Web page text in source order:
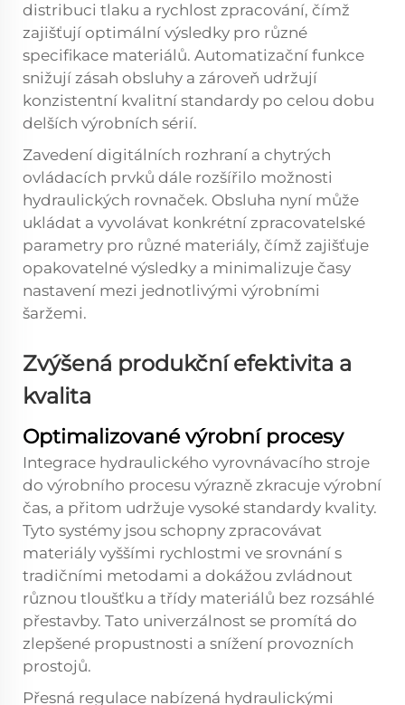
distribuci tlaku a rychlost zpracování, čímž
zajišťují optimální výsledky pro různé
specifikace materiálů. Automatizační funkce
snižují zásah obsluhy a zároveň udržují
konzistentní kvalitní standardy po celou dobu
delších výrobních sérií.
Zavedení digitálních rozhraní a chytrých
ovládacích prvků dále rozšířilo možnosti
hydraulických rovnaček. Obsluha nyní může
ukládat a vyvolávat konkrétní zpracovatelské
parametry pro různé materiály, čímž zajišťuje
opakovatelné výsledky a minimalizuje časy
nastavení mezi jednotlivými výrobními
šaržemi.
Zvýšená produkční efektivita a
kvalita
Optimalizované výrobní procesy
Integrace hydraulického vyrovnávacího stroje
do výrobního procesu výrazně zkracuje výrobní
čas, a přitom udržuje vysoké standardy kvality.
Tyto systémy jsou schopny zpracovávat
materiály vyššími rychlostmi ve srovnání s
tradičními metodami a dokážou zvládnout
různou tloušťku a třídy materiálů bez rozsáhlé
přestavby. Tato univerzálnost se promítá do
zlepšené propustnosti a snížení provozních
prostojů.
Přesná regulace nabízená hydraulickými